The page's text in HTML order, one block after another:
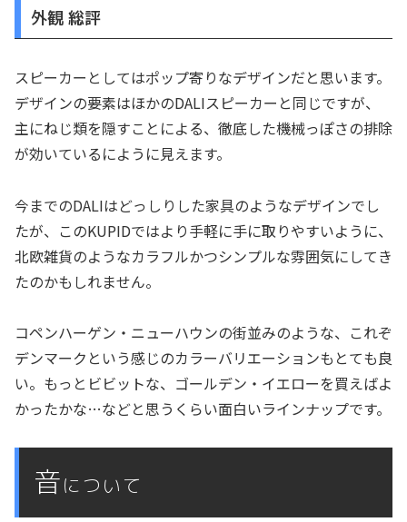
外観 総評
スピーカーとしてはポップ寄りなデザインだと思います。
デザインの要素はほかのDALIスピーカーと同じですが、
主にねじ類を隠すことによる、徹底した機械っぽさの排除
が効いているにように見えます。
今までのDALIはどっしりした家具のようなデザインでし
たが、このKUPIDではより手軽に手に取りやすいように、
北欧雑貨のようなカラフルかつシンプルな雰囲気にしてき
たのかもしれません。
コペンハーゲン・ニューハウンの街並みのような、これぞ
デンマークという感じのカラーバリエーションもとても良
い。もっとビビットな、ゴールデン・イエローを買えばよ
かったかな…などと思うくらい面白いラインナップです。
音 について